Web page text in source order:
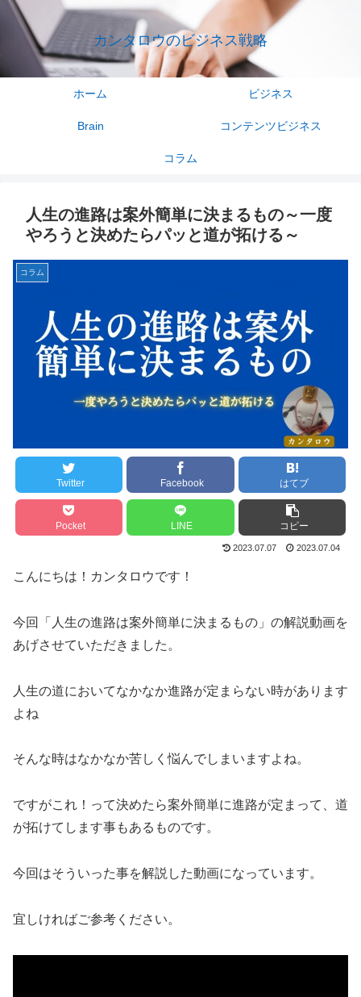
カンタロウのビジネス戦略
ホーム ビジネス
Brain コンテンツビジネス
コラム
人生の進路は案外簡単に決まるもの～一度
やろうと決めたらパッと道が拓ける～
コラム
Twitter Facebook はてブ
Pocket LINE コピー
2023.07.07 2023.07.04
こんにちは！カンタロウです！
今回「人生の進路は案外簡単に決まるもの」の解説動画を
あげさせていただきました。
人生の道においてなかなか進路が定まらない時があります
よね
そんな時はなかなか苦しく悩んでしまいますよね。
ですがこれ！って決めたら案外簡単に進路が定まって、道
が拓けてします事もあるものです。
今回はそういった事を解説した動画になっています。
宜しければご参考ください。